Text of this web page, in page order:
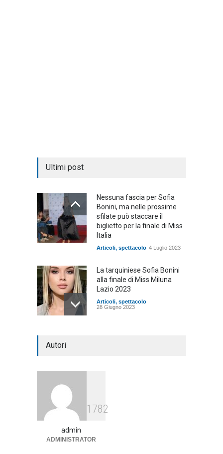
Ultimi post
Nessuna fascia per Sofia
Bonini, ma nelle prossime
sfilate può staccare il
biglietto per la finale di Miss
Italia
Articoli, spettacolo 4 Luglio 2023
La tarquiniese Sofia Bonini
alla finale di Miss Miluna
Lazio 2023
Articoli, spettacolo
28 Giugno 2023
Autori
1782
admin
ADMINISTRATOR